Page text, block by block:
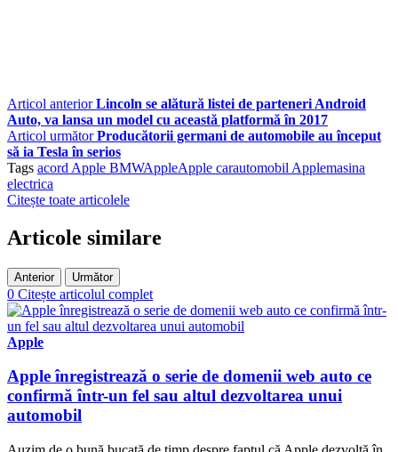
Articol anterior Lincoln se alătură listei de parteneri Android
Auto, va lansa un model cu această platformă în 2017
Articol următor Producătorii germani de automobile au început
să ia Tesla în serios
Tags acord Apple BMWAppleApple carautomobil Applemasina
electrica
Citește toate articolele
Articole similare
Anterior Următor
0 Citește articolul complet
Apple
Apple înregistrează o serie de domenii web auto ce
confirmă într-un fel sau altul dezvoltarea unui
automobil